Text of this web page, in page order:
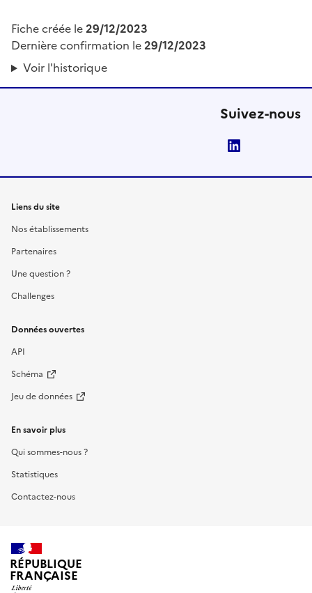
Fiche créée le29/12/2023
Dernière confirmation le29/12/2023
Voir l'historique
Suivez-nous
Liens du site
Nos établissements
Partenaires
Une question ?
Challenges
Données ouvertes
API
Schéma
Jeu de données
En savoir plus
Qui sommes-nous ?
Statistiques
Contactez-nous
RÉPUBLIQUE
FRANÇAISE